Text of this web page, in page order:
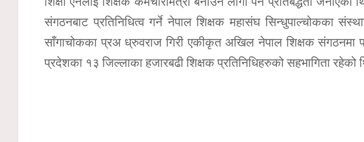
संगठनबाट प्रतिनिधित्व गर्ने नेपाल शिक्षक महासंघ सिन्धुपाल्चोकका
साँगाचोकका प्रअ ध्रुवराज गिरी एकीकृत अखिल नेपाल शिक्षक संगठनमा
प्रदेशका १३ जिल्लाका हजारबढी शिक्षक प्रतिनिधिहरुको सहभागिता रहेको